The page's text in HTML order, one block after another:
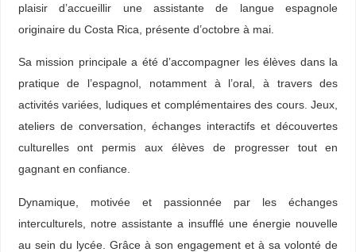
plaisir d’accueillir une assistante de langue espagnole
originaire du Costa Rica, présente d’octobre à mai.
Sa mission principale a été d’accompagner les élèves dans la
pratique de l’espagnol, notamment à l’oral, à travers des
activités variées, ludiques et complémentaires des cours. Jeux,
ateliers de conversation, échanges interactifs et découvertes
culturelles ont permis aux élèves de progresser tout en
gagnant en confiance.
Dynamique, motivée et passionnée par les échanges
interculturels, notre assistante a insufflé une énergie nouvelle
au sein du lycée. Grâce à son engagement et à sa volonté de